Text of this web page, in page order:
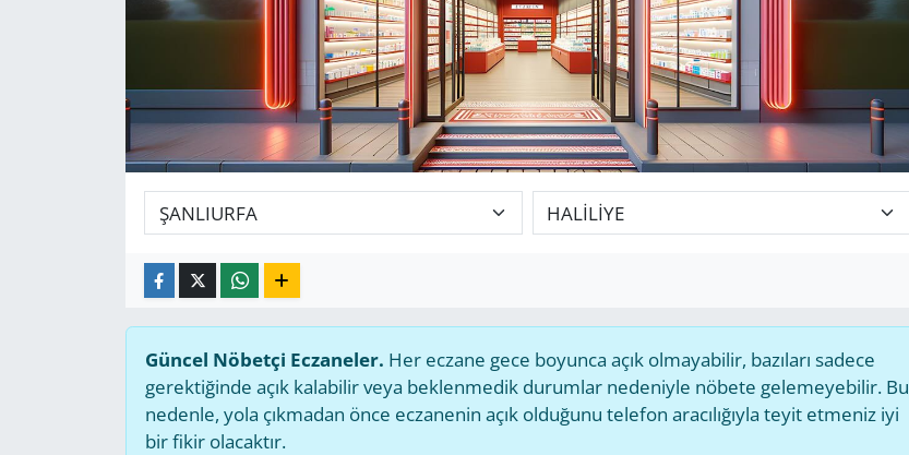
Güncel Nöbetçi Eczaneler. Her eczane gece boyunca açık olmayabilir, bazıları sadece
gerektiğinde açık kalabilir veya beklenmedik durumlar nedeniyle nöbete gelemeyebilir. Bu
nedenle, yola çıkmadan önce eczanenin açık olduğunu telefon aracılığıyla teyit etmeniz iyi
bir fikir olacaktır.
HABERDE İNSAN
KÜLTÜR SANAT
POLİTİKA